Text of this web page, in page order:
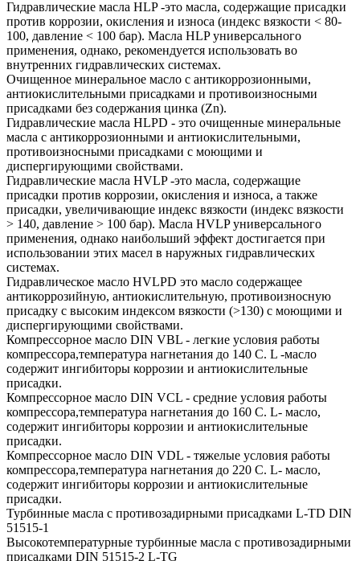
Гидравлические масла HLP -это масла, содержащие присадки
против коррозии, окисления и износа (индекс вязкости < 80-
100, давление < 100 бар). Масла HLP универсального
применения, однако, рекомендуется использовать во
внутренних гидравлических системах.
Очищенное минеральное масло с антикоррозионными,
антиокислительными присадками и противоизносными
присадками без содержания цинка (Zn).
Гидравлические масла HLPD - это очищенные минеральные
масла с антикоррозионными и антиокислительными,
противоизносными присадками с моющими и
диспергирующими свойствами.
Гидравлические масла HVLP -это масла, содержащие
присадки против коррозии, окисления и износа, а также
присадки, увеличивающие индекс вязкости (индекс вязкости
> 140, давление > 100 бар). Масла HVLP универсального
применения, однако наибольший эффект достигается при
использовании этих масел в наружных гидравлических
системах.
Гидравлическое масло HVLPD это масло содержащее
антикоррозийную, антиокислительную, противоизносную
присадку с высоким индексом вязкости (>130) с моющими и
диспергирующими свойствами.
Компрессорное масло DIN VBL - легкие условия работы
компрессора,температура нагнетания до 140 С. L -масло
содержит ингибиторы коррозии и антиокислительные
присадки.
Компрессорное масло DIN VCL - средние условия работы
компрессора,температура нагнетания до 160 С. L- масло,
содержит ингибиторы коррозии и антиокислительные
присадки.
Компрессорное масло DIN VDL - тяжелые условия работы
компрессора,температура нагнетания до 220 С. L- масло,
содержит ингибиторы коррозии и антиокислительные
присадки.
Турбинные масла с противозадирными присадками L-TD DIN
51515-1
Высокотемпературные турбинные масла с противозадирными
присадками DIN 51515-2 L-TG